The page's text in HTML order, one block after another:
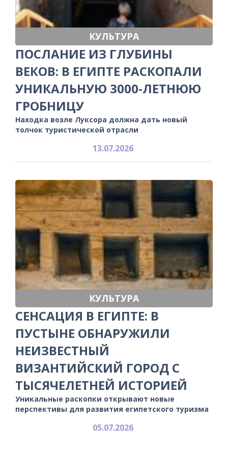
КУЛЬТУРА
ПОСЛАНИЕ ИЗ ГЛУБИНЫ
ВЕКОВ: В ЕГИПТЕ РАСКОПАЛИ
УНИКАЛЬНУЮ 3000-ЛЕТНЮЮ
ГРОБНИЦУ
Находка возле Луксора должна дать новый
толчок туристической отрасли
13.07.2026
КУЛЬТУРА
СЕНСАЦИЯ В ЕГИПТЕ: В
ПУСТЫНЕ ОБНАРУЖИЛИ
НЕИЗВЕСТНЫЙ
ВИЗАНТИЙСКИЙ ГОРОД С
ТЫСЯЧЕЛЕТНЕЙ ИСТОРИЕЙ
Уникальные раскопки открывают новые
перспективы для развития египетского туризма
05.07.2026